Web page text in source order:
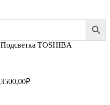
Подсветка TOSHIBA
3500,00₽